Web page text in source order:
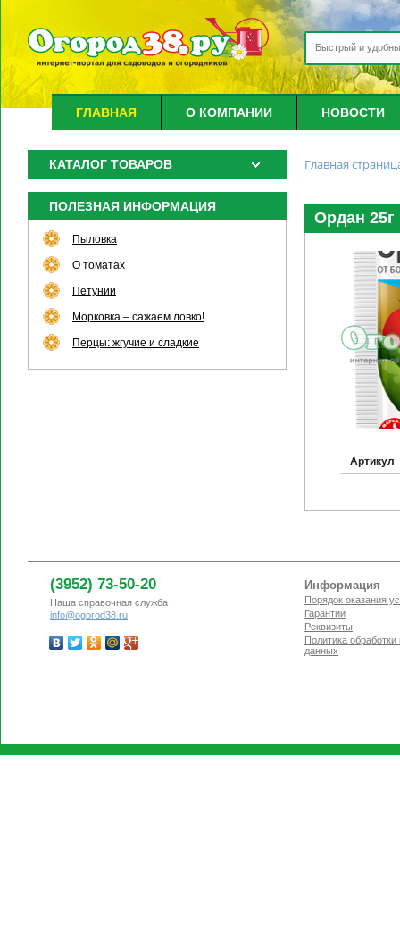
ГЛАВНАЯ О КОМПАНИИ НОВОСТИ
КАТАЛОГ ТОВАРОВ
ПОЛЕЗНАЯ ИНФОРМАЦИЯ
Пыловка
О томатах
Петунии
Морковка – сажаем ловко!
Перцы: жгучие и сладкие
Главная
Ордан 25г
Артикул
(3952) 73-50-20
Наша справочная служба
info@ogorod38.ru
Информация
Порядок оказания
Гарантии
Реквизиты
Политика
данных